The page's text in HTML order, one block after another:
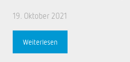
19. Oktober 2021
Weiterlesen